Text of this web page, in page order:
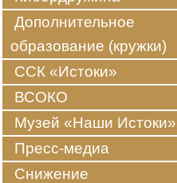
Дополнительное
образование (кружки)
ССК «Истоки»
ВСОКО
Музей «Наши Истоки»
Пресс-медиа
Снижение